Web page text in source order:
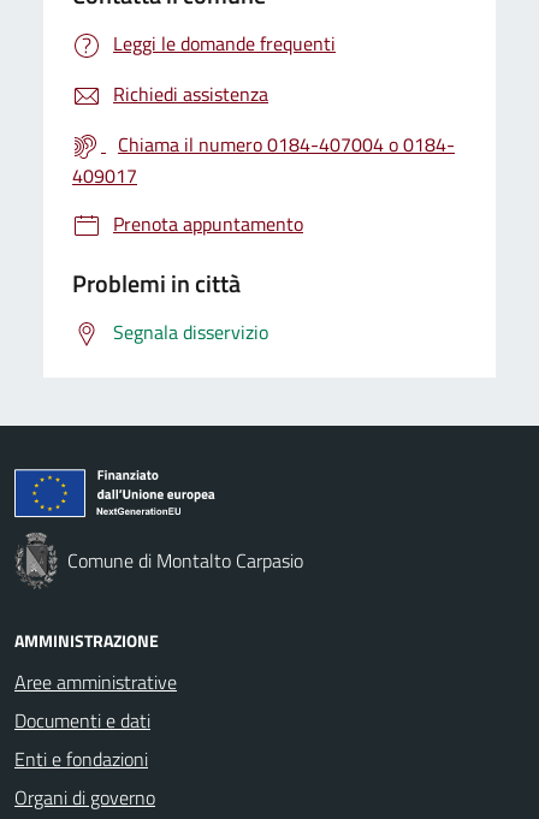
Leggi le domande frequenti
Richiedi assistenza
Chiama il numero 0184-407004 o 0184-
409017
Prenota appuntamento
Problemi in città
Segnala disservizio
Comune di Montalto Carpasio
AMMINISTRAZIONE
Aree amministrative
Documenti e dati
Enti e fondazioni
Organi di governo